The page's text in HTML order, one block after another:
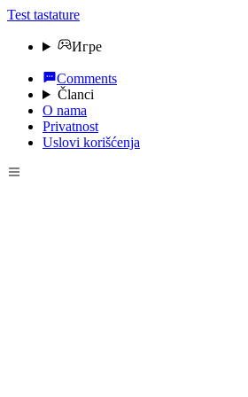
Test tastature
Игре
Comments
Članci
O nama
Privatnost
Uslovi korišćenja